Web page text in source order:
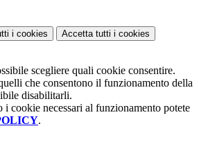
i cookies Accetta tutti i cookies
scegliere quali cookie consentire.
che consentono il funzionamento della
disabilitarli.
i cookie necessari al funzionamento potete
.